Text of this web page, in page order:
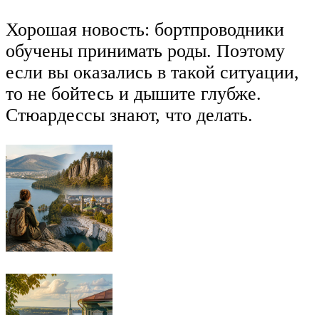
Хорошая новость: бортпроводники
обучены принимать роды. Поэтому
если вы оказались в такой ситуации,
то не бойтесь и дышите глубже.
Стюардессы знают, что делать.